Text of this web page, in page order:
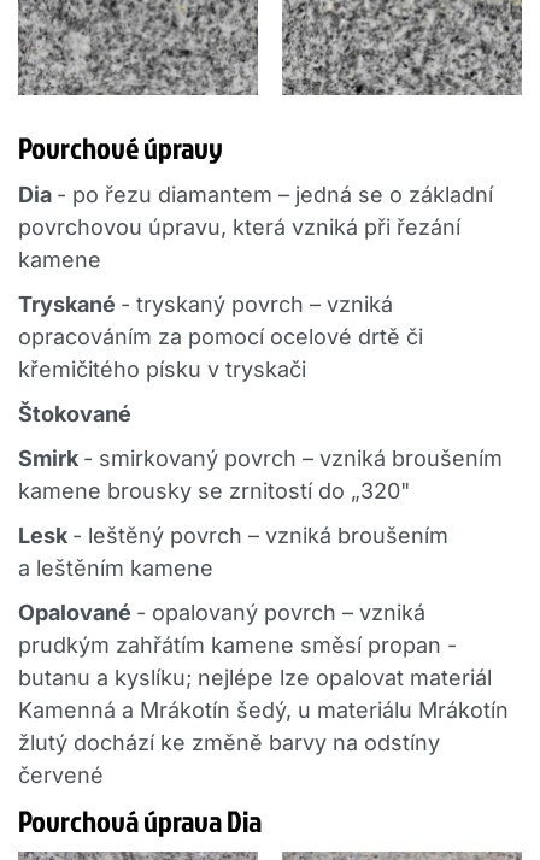
Povrchové úpravy
Dia - po řezu diamantem – jedná se o základní
povrchovou úpravu, která vzniká při řezání
kamene
Tryskané - tryskaný povrch – vzniká
opracováním za pomocí ocelové drtě či
křemičitého písku v tryskači
Štokované
Smirk - smirkovaný povrch – vzniká broušením
kamene brousky se zrnitostí do „320"
Lesk - leštěný povrch – vzniká broušením
a leštěním kamene
Opalované - opalovaný povrch – vzniká
prudkým zahřátím kamene směsí propan -
butanu a kyslíku; nejlépe lze opalovat materiál
Kamenná a Mrákotín šedý, u materiálu Mrákotín
žlutý dochází ke změně barvy na odstíny
červené
Povrchová úprava Dia